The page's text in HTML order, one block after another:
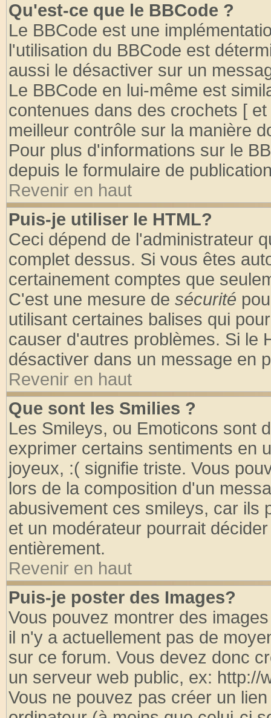
Qu'est-ce que le BBCode ?
Le BBCode est une
l'utilisation du BBCode est
aussi le désactiver sur un
Le BBCode en lui-même est
contenues dans des crochets [
meilleur contrôle sur la manière
Pour plus d'informations sur le
depuis le formulaire de
Revenir en haut
Puis-je utiliser le HTML?
Ceci dépend de l'administrateur
complet dessus. Si vous êtes
certainement comptes que
C'est une mesure de sécurité
utilisant certaines balises qui
causer d'autres problèmes. Si le
désactiver dans un message en
Revenir en haut
Que sont les Smilies ?
Les Smileys, ou Emoticons sont
exprimer certains sentiments en
joyeux, :( signifie triste. Vous
lors de la composition d'un
abusivement ces smileys, car ils
et un modérateur pourrait
entièrement.
Revenir en haut
Puis-je poster des Images?
Vous pouvez montrer des
il n'y a actuellement pas de
sur ce forum. Vous devez donc
un serveur web public, ex: http://
Vous ne pouvez pas créer un